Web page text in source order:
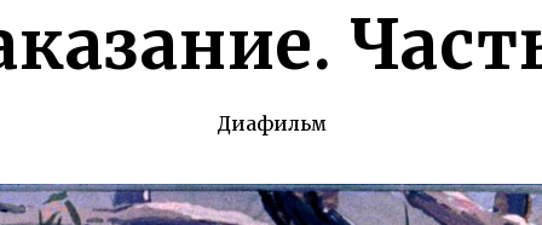
Диафильм